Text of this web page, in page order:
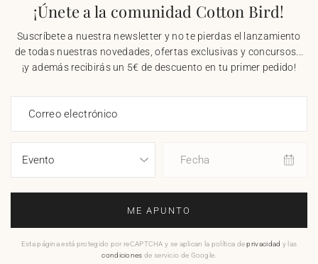
¡Únete a la comunidad Cotton Bird!
Suscríbete a nuestra newsletter y no te pierdas el lanzamiento
de todas nuestras novedades, ofertas exclusivas y concursos...
¡y además recibirás un 5€ de descuento en tu primer pedido!
Correo electrónico
Fecha
ME APUNTO
Esta página está protegido por reCAPTCHA y se aplican la política deprivacidad y las
condiciones de servicio de Google.